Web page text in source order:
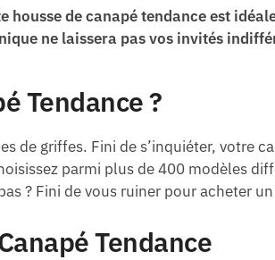
housse de canapé tendance est
ne laissera pas vos invités
Tendance ?
de griffes. Fini de s’inquiéter, votre
parmi plus de 400 modèles
? Fini de vous ruiner pour acheter
Tendance